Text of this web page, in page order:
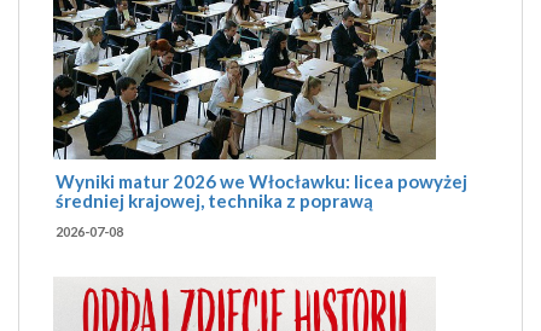
Wyniki matur 2026 we Włocławku: licea powyżej
średniej krajowej, technika z poprawą
2026-07-08